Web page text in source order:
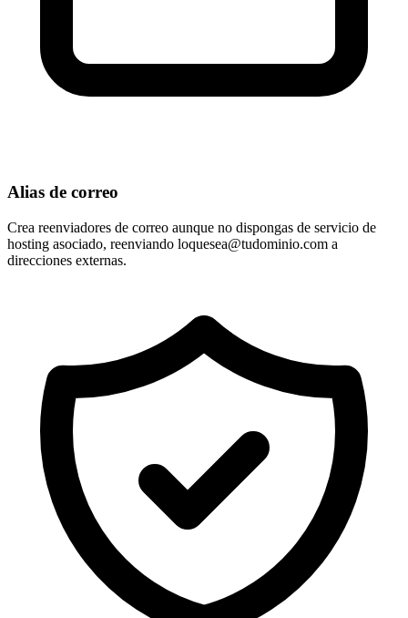
Alias de correo
Crea reenviadores de correo aunque no dispongas de servicio de
hosting asociado, reenviando loquesea@tudominio.com a
direcciones externas.